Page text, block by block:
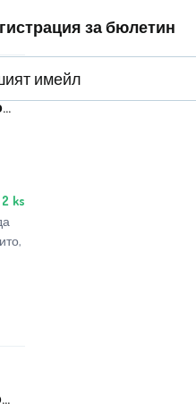
2 ks
за бюлетин